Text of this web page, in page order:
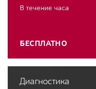
В течение часа
БЕСПЛАТНО
Диагностика